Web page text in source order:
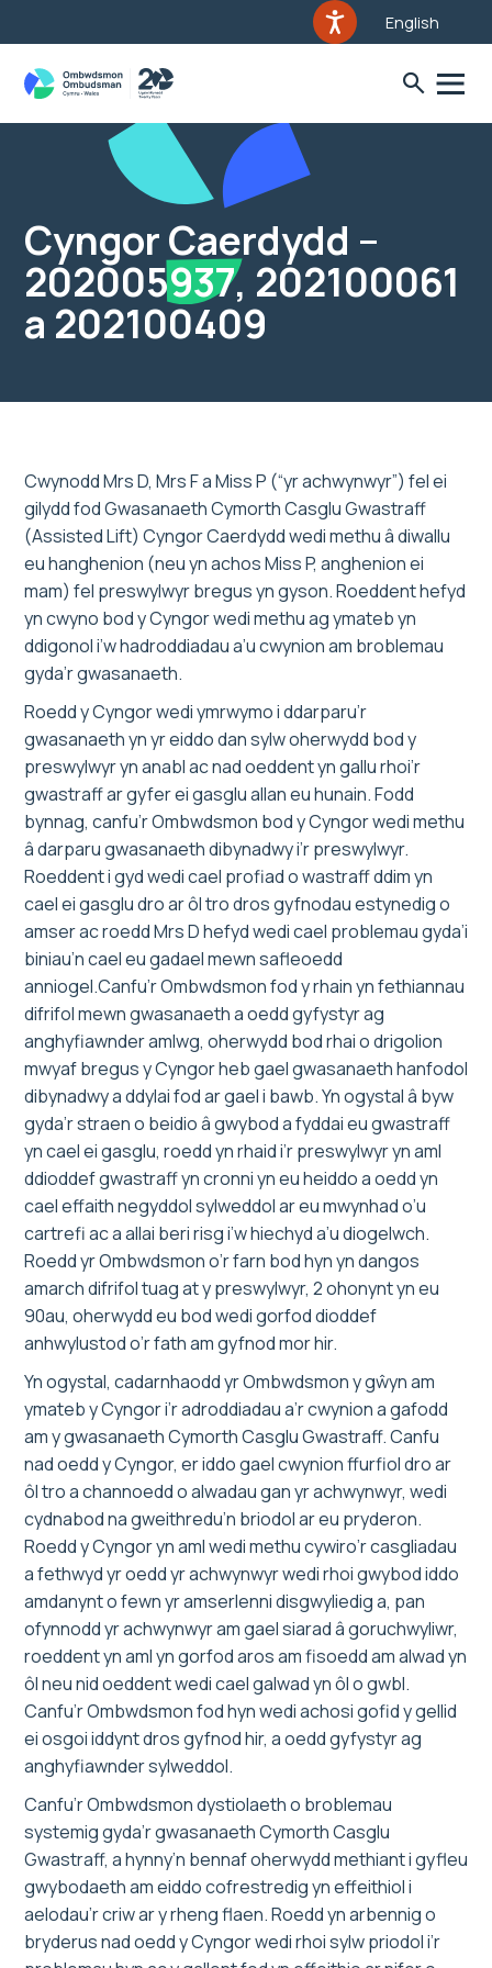
English
Cyngor Caerdydd –
202005937, 202100061
a 202100409
Cwynodd Mrs D, Mrs F a Miss P (“yr achwynwyr”) fel ei
gilydd fod Gwasanaeth Cymorth Casglu Gwastraff
(Assisted Lift) Cyngor Caerdydd wedi methu â diwallu
eu hanghenion (neu yn achos Miss P, anghenion ei
mam) fel preswylwyr bregus yn gyson. Roeddent hefyd
yn cwyno bod y Cyngor wedi methu ag ymateb yn
ddigonol i’w hadroddiadau a’u cwynion am broblemau
gyda’r gwasanaeth.
Roedd y Cyngor wedi ymrwymo i ddarparu’r
gwasanaeth yn yr eiddo dan sylw oherwydd bod y
preswylwyr yn anabl ac nad oeddent yn gallu rhoi’r
gwastraff ar gyfer ei gasglu allan eu hunain. Fodd
bynnag, canfu’r Ombwdsmon bod y Cyngor wedi methu
â darparu gwasanaeth dibynadwy i’r preswylwyr.
Roeddent i gyd wedi cael profiad o wastraff ddim yn
cael ei gasglu dro ar ôl tro dros gyfnodau estynedig o
amser ac roedd Mrs D hefyd wedi cael problemau gyda’i
biniau’n cael eu gadael mewn safleoedd
anniogel.Canfu’r Ombwdsmon fod y rhain yn fethiannau
difrifol mewn gwasanaeth a oedd gyfystyr ag
anghyfiawnder amlwg, oherwydd bod rhai o drigolion
mwyaf bregus y Cyngor heb gael gwasanaeth hanfodol
dibynadwy a ddylai fod ar gael i bawb. Yn ogystal â byw
gyda’r straen o beidio â gwybod a fyddai eu gwastraff
yn cael ei gasglu, roedd yn rhaid i’r preswylwyr yn aml
ddioddef gwastraff yn cronni yn eu heiddo a oedd yn
cael effaith negyddol sylweddol ar eu mwynhad o’u
cartrefi ac a allai beri risg i’w hiechyd a’u diogelwch.
Roedd yr Ombwdsmon o’r farn bod hyn yn dangos
amarch difrifol tuag at y preswylwyr, 2 ohonynt yn eu
90au, oherwydd eu bod wedi gorfod dioddef
anhwylustod o’r fath am gyfnod mor hir.
Yn ogystal, cadarnhaodd yr Ombwdsmon y gŵyn am
ymateb y Cyngor i’r adroddiadau a’r cwynion a gafodd
am y gwasanaeth Cymorth Casglu Gwastraff. Canfu
nad oedd y Cyngor, er iddo gael cwynion ffurfiol dro ar
ôl tro a channoedd o alwadau gan yr achwynwyr, wedi
cydnabod na gweithredu’n briodol ar eu pryderon.
Roedd y Cyngor yn aml wedi methu cywiro’r casgliadau
a fethwyd yr oedd yr achwynwyr wedi rhoi gwybod iddo
amdanynt o fewn yr amserlenni disgwyliedig a, pan
ofynnodd yr achwynwyr am gael siarad â goruchwyliwr,
roeddent yn aml yn gorfod aros am fisoedd am alwad yn
ôl neu nid oeddent wedi cael galwad yn ôl o gwbl.
Canfu’r Ombwdsmon fod hyn wedi achosi gofid y gellid
ei osgoi iddynt dros gyfnod hir, a oedd gyfystyr ag
anghyfiawnder sylweddol.
Canfu’r Ombwdsmon dystiolaeth o broblemau
systemig gyda’r gwasanaeth Cymorth Casglu
Gwastraff, a hynny’n bennaf oherwydd methiant i gyfleu
gwybodaeth am eiddo cofrestredig yn effeithiol i
aelodau’r criw ar y rheng flaen. Roedd yn arbennig o
bryderus nad oedd y Cyngor wedi rhoi sylw priodol i’r